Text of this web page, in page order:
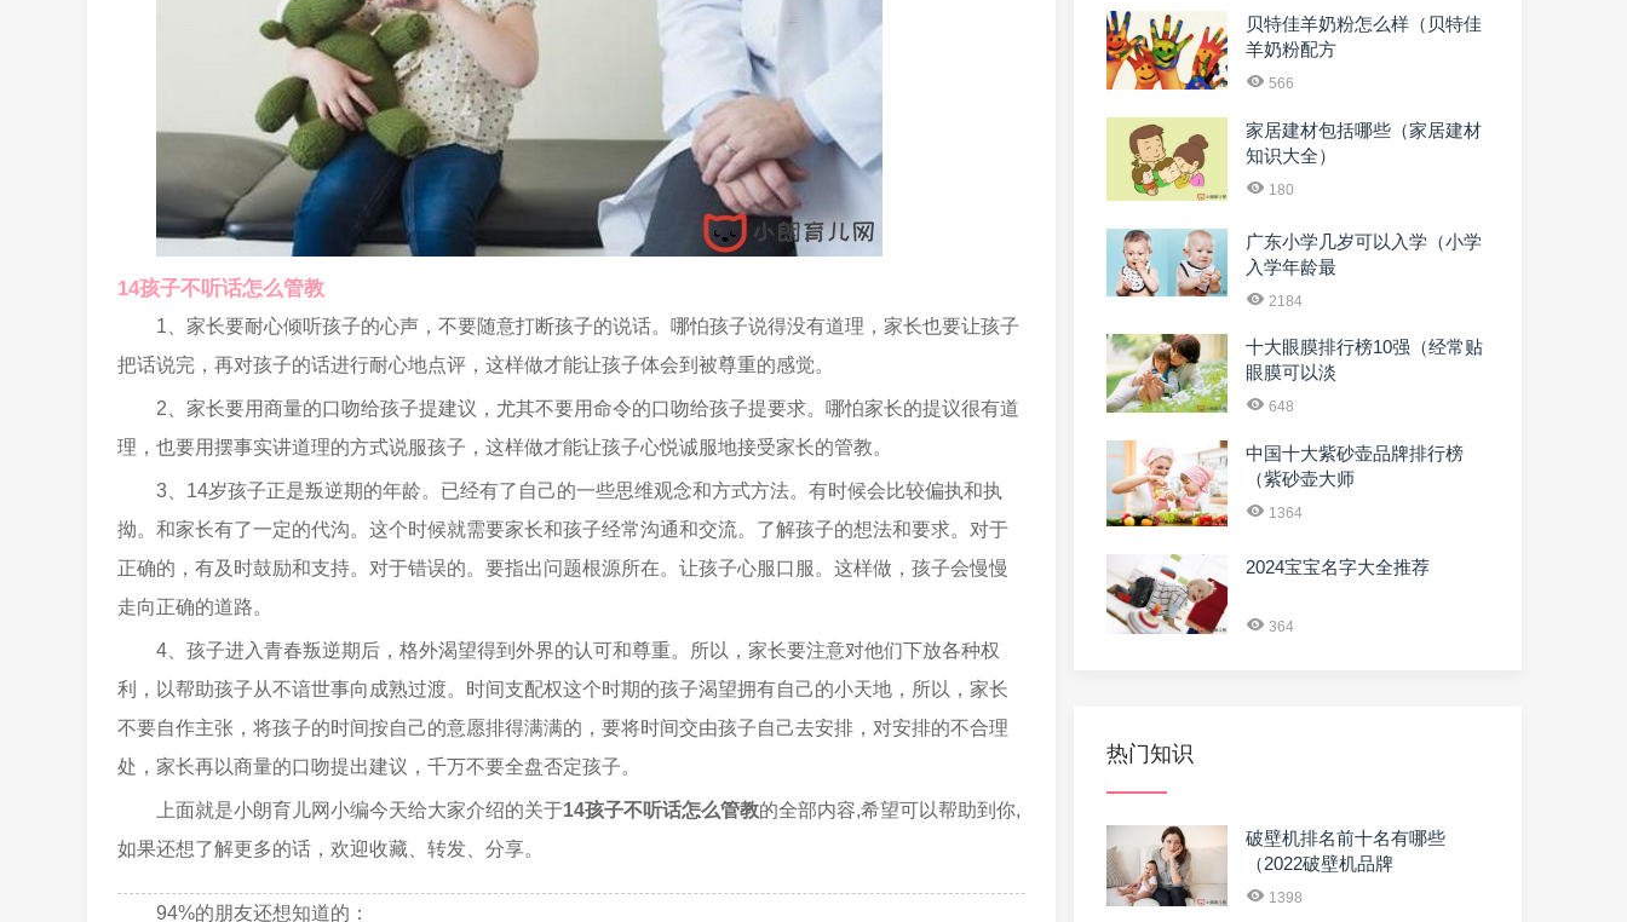
14孩子不听话怎么管教
1、家长要耐心倾听孩子的心声，不要随意打断孩子的说话。哪怕孩子说得没有道理，家长也要让孩子
把话说完，再对孩子的话进行耐心地点评，这样做才能让孩子体会到被尊重的感觉。
2、家长要用商量的口吻给孩子提建议，尤其不要用命令的口吻给孩子提要求。哪怕家长的提议很有道
理，也要用摆事实讲道理的方式说服孩子，这样做才能让孩子心悦诚服地接受家长的管教。
3、14岁孩子正是叛逆期的年龄。已经有了自己的一些思维观念和方式方法。有时候会比较偏执和执
拗。和家长有了一定的代沟。这个时候就需要家长和孩子经常沟通和交流。了解孩子的想法和要求。对于
正确的，有及时鼓励和支持。对于错误的。要指出问题根源所在。让孩子心服口服。这样做，孩子会慢慢
走向正确的道路。
4、孩子进入青春叛逆期后，格外渴望得到外界的认可和尊重。所以，家长要注意对他们下放各种权
利，以帮助孩子从不谙世事向成熟过渡。时间支配权这个时期的孩子渴望拥有自己的小天地，所以，家长
不要自作主张，将孩子的时间按自己的意愿排得满满的，要将时间交由孩子自己去安排，对安排的不合理
处，家长再以商量的口吻提出建议，千万不要全盘否定孩子。
上面就是小朗育儿网小编今天给大家介绍的关于14孩子不听话怎么管教的全部内容,希望可以帮助到你,
如果还想了解更多的话，欢迎收藏、转发、分享。
94%的朋友还想知道的：
贝特佳羊奶粉怎么样（贝特佳
羊奶粉配方
566
家居建材包括哪些（家居建材
知识大全）
180
广东小学几岁可以入学（小学
入学年龄最
2184
十大眼膜排行榜10强（经常贴
眼膜可以淡
648
中国十大紫砂壶品牌排行榜
（紫砂壶大师
1364
2024宝宝名字大全推荐
364
热门知识
破壁机排名前十名有哪些
（2022破壁机品牌
1398